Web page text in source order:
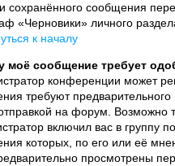
сохранённого сообщения
«Черновики» личного
к началу
моё сообщение требует
конференции может
требуют предварительного
на форум. Возможно
включил вас в группу
которых, по его или её
просмотрены